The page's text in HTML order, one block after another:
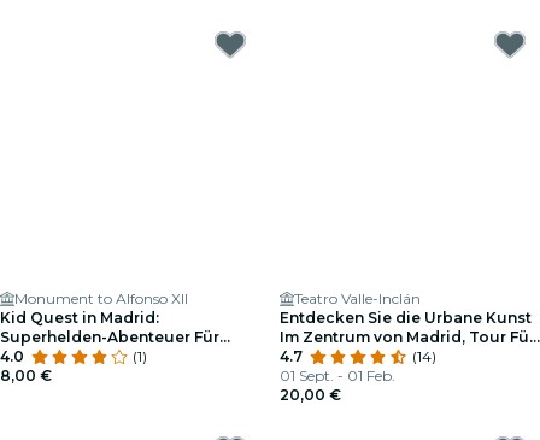
Monument to Alfonso XII
Kid Quest in Madrid:
Superhelden-Abenteuer Für
Kinder (4 Bis 8 Jahre Alt)
4.0
(1)
8,00 €
Teatro Valle-Inclán
Entdecken Sie die Urbane Kunst
Im Zentrum von Madrid, Tour Für
2!
4.7
(14)
01 Sept. - 01 Feb.
20,00 €